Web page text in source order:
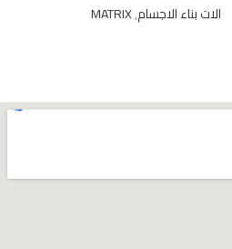
الات بناء الاجسام,
MATRIX